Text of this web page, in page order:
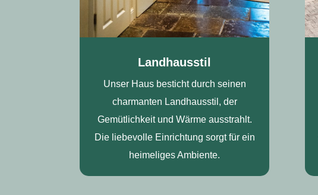
Landhausstil
Unser Haus besticht durch seinen
charmanten Landhausstil, der
Gemütlichkeit und Wärme ausstrahlt.
Die liebevolle Einrichtung sorgt für ein
heimeliges Ambiente.